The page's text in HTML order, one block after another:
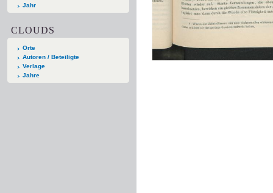
Jahr
CLOUDS
Orte
Autoren / Beteiligte
Verlage
Jahre